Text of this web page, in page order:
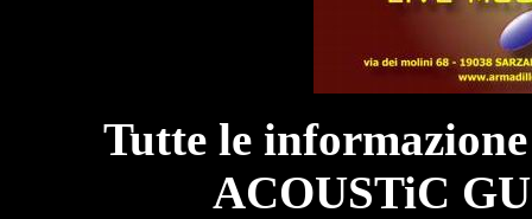
Tutte le
ACOUSTiC